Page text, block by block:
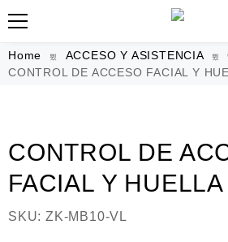
Home ACCESO Y ASISTENCIA
CONTROL DE ACCESO FACIAL Y
CONTROL DE
FACIAL Y HUELLA
SKU: ZK-MB10-VL